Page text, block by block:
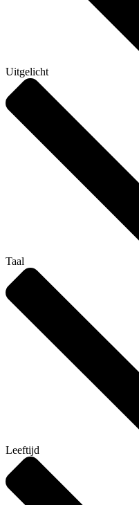
Uitgelicht
Taal
Leeftijd